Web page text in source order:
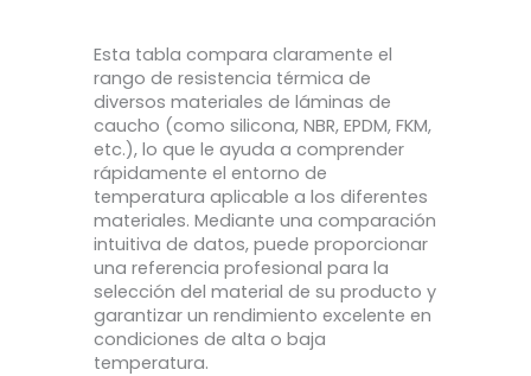
Esta tabla compara claramente el
rango de resistencia térmica de
diversos materiales de láminas de
caucho (como silicona, NBR, EPDM, FKM,
etc.), lo que le ayuda a comprender
rápidamente el entorno de
temperatura aplicable a los diferentes
materiales. Mediante una comparación
intuitiva de datos, puede proporcionar
una referencia profesional para la
selección del material de su producto y
garantizar un rendimiento excelente en
condiciones de alta o baja
temperatura.